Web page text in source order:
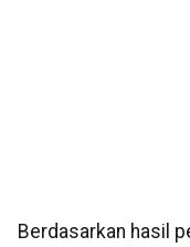
Berdasarkan hasil